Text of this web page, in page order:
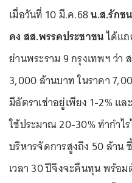
เมื่อวันที่ 10 มี.ค.68น.ส.รักช
คง สส.พรรคประชาชนได้แถ
ย่านพระราม 9 กรุงเทพฯ ว่
3,000 ล้านบาท ในราคา
มีอัตราเช่าอยู่เพียง 1-2% แ
ใช้ประมาณ 20-30% ทำกำไ
บริหารจัดการสูงถึง 50 ล้าน
เวลา 30 ปีจึงจะคืนทุน พร้อ